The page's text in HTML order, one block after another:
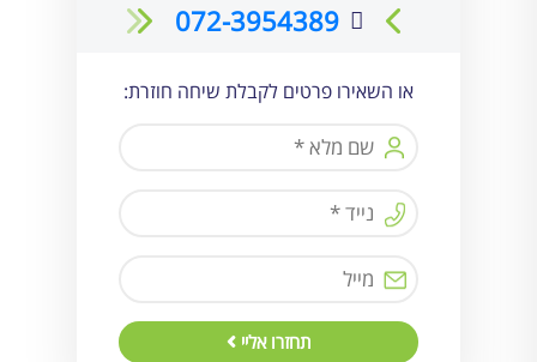
072-3954389
או השאירו פרטים לקבלת שיחה חוזרת:
תחזרו אליי